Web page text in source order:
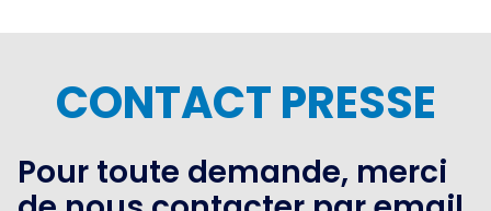
CONTACT PRESSE
Pour toute demande, merci